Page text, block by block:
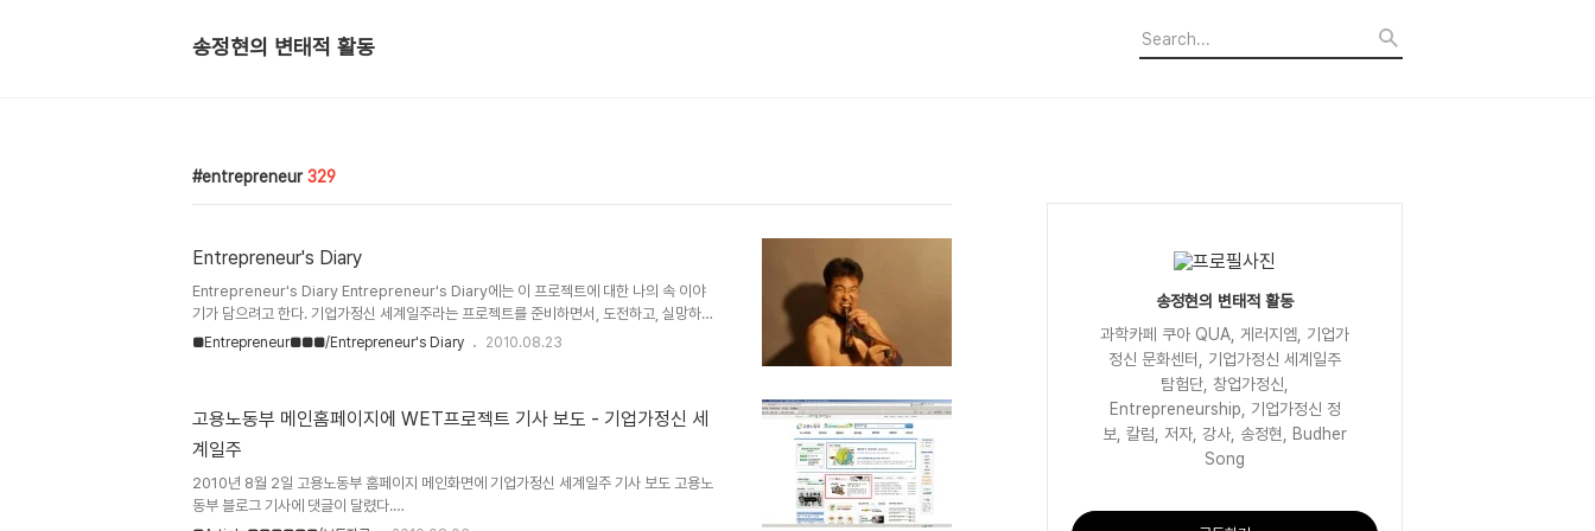
송정현의 변태적 활동
entrepreneur 329
Entrepreneur's Diary
Entrepreneur's Diary Entrepreneur's Diary에는 이 프로젝트에 대한 나의 속 이야
기가 담으려고 한다. 기업가정신 세계일주라는 프로젝트를 준비하면서, 도전하고, 실망하
고, 포기했다가 다시 힘을 내고, 격려받았던 지극히 개인적인 일상. 웃고 울고 화났다가 차
훔쳐보고 내가 뭔 일을 꾸미는지 확인하고 계신다.) 이 글은 스프링노트에서 작성되었습니
다.
■Entrepreneur■■■/Entrepreneur's Diary 2010.08.23
고용노동부 메인홈페이지에 WET프로젝트 기사 보도 - 기업가정신 세
계일주
2010년 8월 2일 고용노동부 홈페이지 메인화면에 기업가정신 세계일주 기사 보도 고용노
동부 블로그 기사에 댓글이 달렸다.
송정현의 변태적 활동
과학카페 쿠아 QUA, 게러지엠, 기업가
정신 문화센터, 기업가정신 세계일주
탐험단, 창업가정신,
Entrepreneurship, 기업가정신 정
보, 칼럼, 저자, 강사, 송정현, Budher
Song